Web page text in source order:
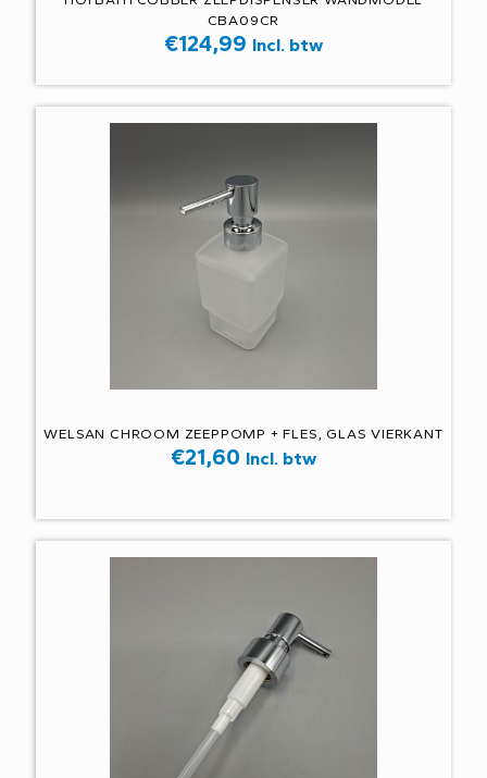
CBA09CR
€124,99 Incl. btw
WELSAN CHROOM ZEEPPOMP + FLES, GLAS VIERKANT
€21,60 Incl. btw